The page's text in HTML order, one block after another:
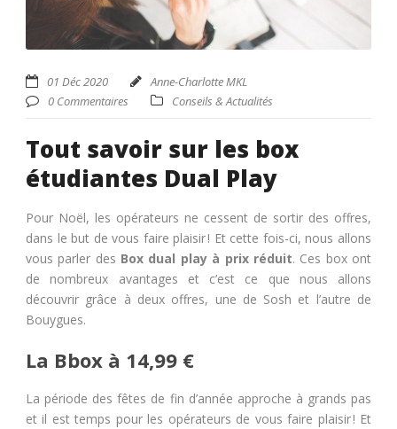
01 Déc 2020
Anne-Charlotte MKL
0 Commentaires
Conseils & Actualités
Tout savoir sur les box
étudiantes Dual Play
Pour Noël, les opérateurs ne cessent de sortir des offres,
dans le but de vous faire plaisir ! Et cette fois-ci, nous allons
vous parler des Box dual play à prix réduit. Ces box ont
de nombreux avantages et c’est ce que nous allons
découvrir grâce à deux offres, une de Sosh et l’autre de
Bouygues.
La Bbox à 14,99 €
La période des fêtes de fin d’année approche à grands pas
et il est temps pour les opérateurs de vous faire plaisir ! Et